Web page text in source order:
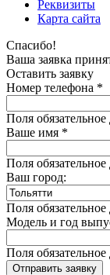
Реквизиты
Карта сайта
Спасибо!
Ваша заявка
Оставить заявку
Номер телефона *
Поля
Ваше имя *
Поля
Ваш город:
Поля
Модель и год
Поля
Отправить заявку